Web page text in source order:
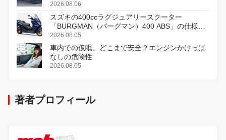
2026.08.06
スズキの400ccラグジュアリースクーター
「BURGMAN（バーグマン）400 ABS」の仕様を
変更し、8月18日に発売
2026.08.05
車内での仮眠、どこまで安全？エンジンかけっぱ
なしの危険性
2026.08.05
著者プロフィール